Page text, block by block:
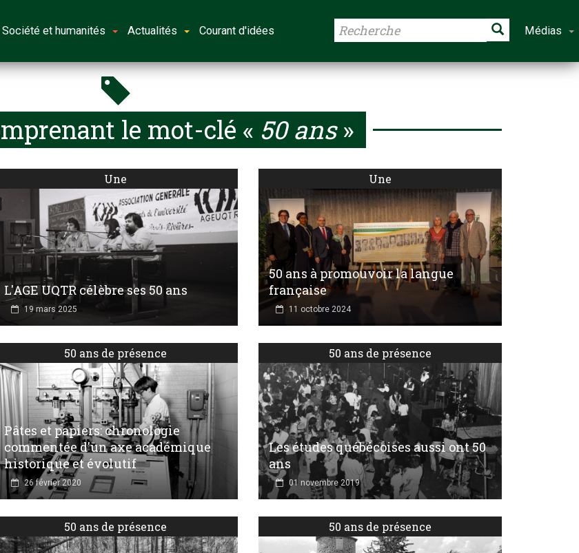
Société et humanités Actualités Courant d'idées Médias
le mot-clé « 50 ans»
Une
L'AGE UQTR célèbre ses 50 ans
19 mars 2025
Une
50 ans à promouvoir la langue
française
11 octobre 2024
50 ans de présence
Pâtes et papiers: chronologie
commentée d'un axe académique
historique et évolutif
26 février 2020
50 ans de présence
Les études québécoises aussi ont 50
ans
01 novembre 2019
50 ans de présence 50 ans de présence